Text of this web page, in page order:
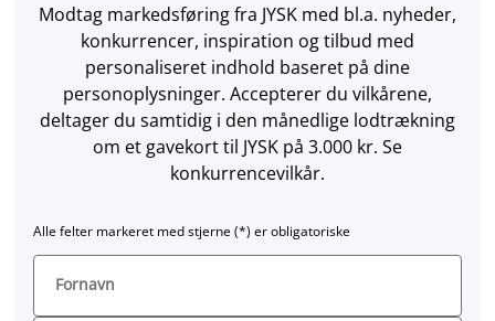
Modtag markedsføring fra JYSK med bl.a. nyheder,
konkurrencer, inspiration og tilbud med
personaliseret indhold baseret på dine
personoplysninger. Accepterer du vilkårene,
deltager du samtidig i den månedlige lodtrækning
om et gavekort til JYSK på 3.000 kr. Se
konkurrencevilkår.
Alle felter markeret med stjerne (*) er obligatoriske
Fornavn